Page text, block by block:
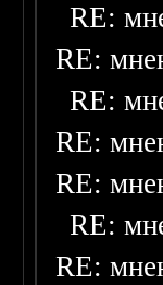
RE:
RE:
RE:
RE:
RE:
RE:
RE: